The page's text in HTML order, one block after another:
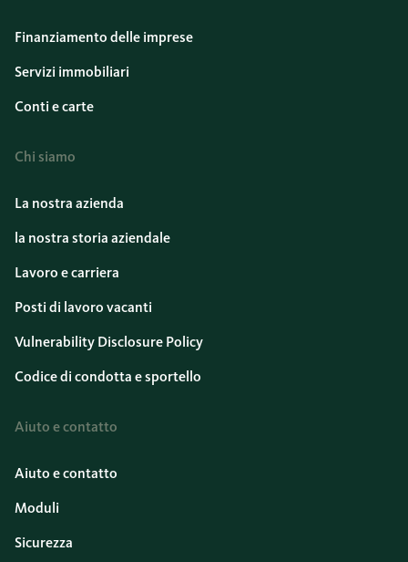
Finanziamento delle imprese
Servizi immobiliari
Conti e carte
Chi siamo
La nostra azienda
la nostra storia aziendale
Lavoro e carriera
Posti di lavoro vacanti
Vulnerability Disclosure Policy
Codice di condotta e sportello
Aiuto e contatto
Aiuto e contatto
Moduli
Sicurezza